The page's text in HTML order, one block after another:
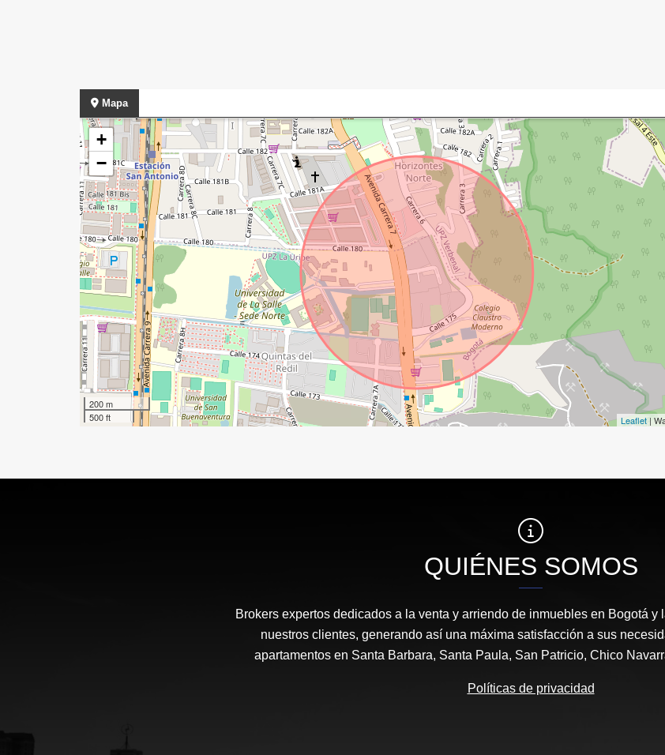
Mapa
+
−
200 m
500 ft
Leaflet |
QUIÉNES SOMOS
Brokers expertos dedicados a la venta y arriendo de inmuebles en Bogotá
nuestros clientes, generando así una máxima satisfacción a sus
apartamentos en Santa Barbara, Santa Paula, San Patricio, Chico
Políticas de privacidad